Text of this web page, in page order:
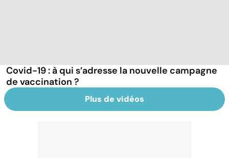
Covid-19 : à qui s’adresse la nouvelle campagne
de vaccination ?
Plus de vidéos